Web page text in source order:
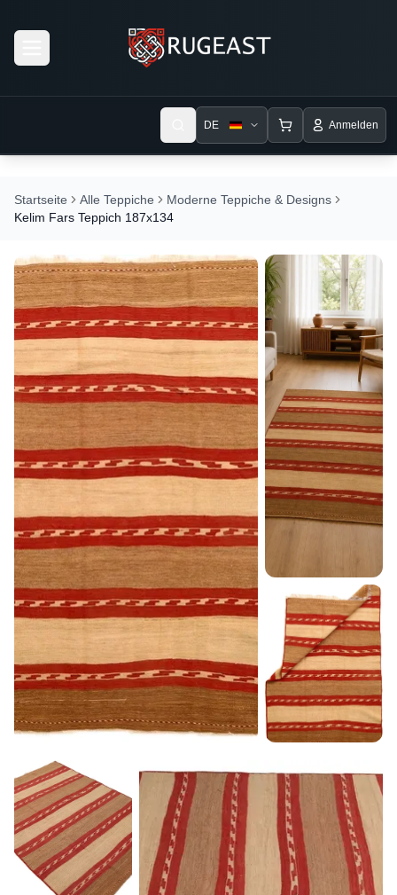
DE Anmelden
Startseite Alle Teppiche
Moderne Teppiche & Designs
Kelim Fars Teppich 187x134